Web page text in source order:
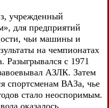
учрежденный
для предприятий
чьи машины и
на чемпионатах
Разыгрывался с 1971
АЗЛК. Затем
спортсменам ВАЗа, чье
стало неоспоримым.